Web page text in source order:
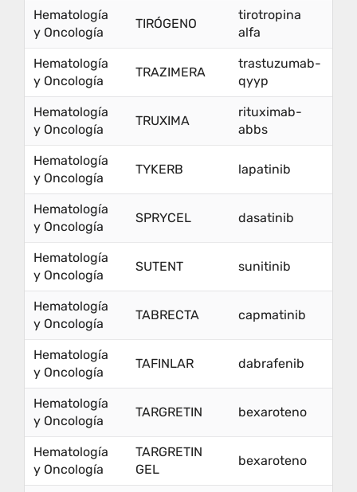
Hematología
y Oncología
TIRÓGENO
tirotropina
alfa
Hematología
y Oncología
TRAZIMERA
trastuzumab-
qyyp
Hematología
y Oncología
TRUXIMA
rituximab-
abbs
Hematología
y Oncología
TYKERB lapatinib
Hematología
y Oncología
SPRYCEL dasatinib
Hematología
y Oncología
SUTENT sunitinib
Hematología
y Oncología
TABRECTA capmatinib
Hematología
y Oncología
TAFINLAR dabrafenib
Hematología
y Oncología
TARGRETIN bexaroteno
Hematología
y Oncología
TARGRETIN
GEL
bexaroteno